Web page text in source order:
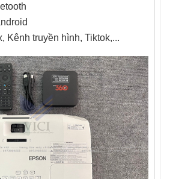
Kênh truyền hình, Tiktok,...